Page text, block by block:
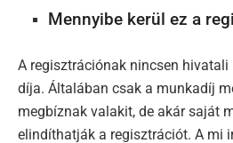
Mennyibe kerül ez a
A regisztrációnak nincsen hivatali
díja. Általában csak a munkadíj
megbíznak valakit, de akár saját
elindíthatják a regisztrációt. A mi